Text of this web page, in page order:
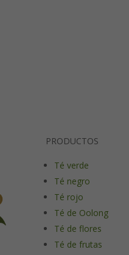
PRODUCTOS
Té verde
Té negro
Té rojo
Té de Oolong
Té de flores
Té de frutas